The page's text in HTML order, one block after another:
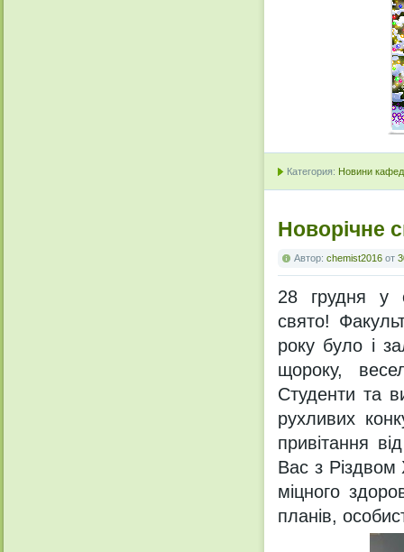
Категория: Новини
Новорічне
Автор: chemist2016 от
28 грудня у
свято!
року було і
щороку,
Студенти та
рухливих
привітання
Вас з
міцного
планів,